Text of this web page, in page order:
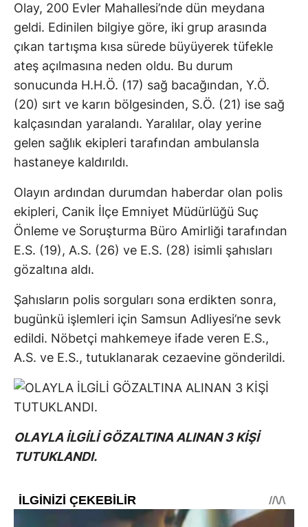
Olay, 200 Evler Mahallesi’nde dün meydana
geldi. Edinilen bilgiye göre, iki grup arasında
çıkan tartışma kısa sürede büyüyerek tüfekle
ateş açılmasına neden oldu. Bu durum
sonucunda H.H.Ö. (17) sağ bacağından, Y.Ö.
(20) sırt ve karın bölgesinden, S.Ö. (21) ise sağ
kalçasından yaralandı. Yaralılar, olay yerine
gelen sağlık ekipleri tarafından ambulansla
hastaneye kaldırıldı.
Olayın ardından durumdan haberdar olan polis
ekipleri, Canik İlçe Emniyet Müdürlüğü Suç
Önleme ve Soruşturma Büro Amirliği tarafından
E.S. (19), A.S. (26) ve E.S. (28) isimli şahısları
gözaltına aldı.
Şahısların polis sorguları sona erdikten sonra,
bugünkü işlemleri için Samsun Adliyesi’ne sevk
edildi. Nöbetçi mahkemeye ifade veren E.S.,
A.S. ve E.S., tutuklanarak cezaevine gönderildi.
OLAYLA İLGİLİ GÖZALTINA ALINAN 3 KİŞİ
TUTUKLANDI.